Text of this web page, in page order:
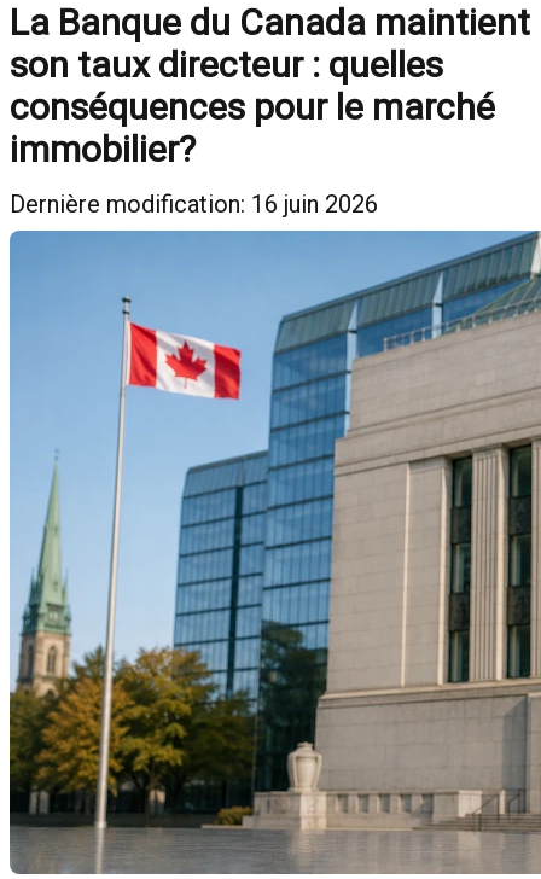
La Banque du Canada maintient
son taux directeur : quelles
conséquences pour le marché
immobilier?
Dernière modification: 16 juin 2026